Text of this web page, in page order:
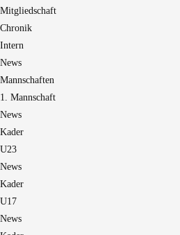
Mitgliedschaft
Chronik
Intern
News
Mannschaften
1. Mannschaft
News
Kader
U23
News
Kader
U17
News